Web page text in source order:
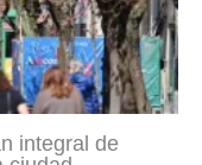
integral de